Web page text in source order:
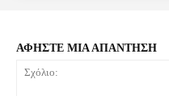
ΑΦΗΣΤΕ ΜΙΑ ΑΠΑΝΤΗΣΗ